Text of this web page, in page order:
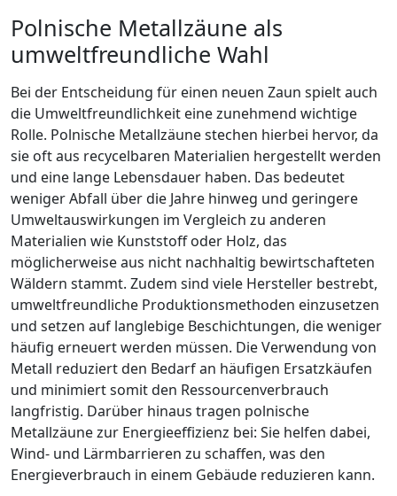
Polnische Metallzäune als
umweltfreundliche Wahl
Bei der Entscheidung für einen neuen Zaun spielt auch
die Umweltfreundlichkeit eine zunehmend wichtige
Rolle. Polnische Metallzäune stechen hierbei hervor, da
sie oft aus recycelbaren Materialien hergestellt werden
und eine lange Lebensdauer haben. Das bedeutet
weniger Abfall über die Jahre hinweg und geringere
Umweltauswirkungen im Vergleich zu anderen
Materialien wie Kunststoff oder Holz, das
möglicherweise aus nicht nachhaltig bewirtschafteten
Wäldern stammt. Zudem sind viele Hersteller bestrebt,
umweltfreundliche Produktionsmethoden einzusetzen
und setzen auf langlebige Beschichtungen, die weniger
häufig erneuert werden müssen. Die Verwendung von
Metall reduziert den Bedarf an häufigen Ersatzkäufen
und minimiert somit den Ressourcenverbrauch
langfristig. Darüber hinaus tragen polnische
Metallzäune zur Energieeffizienz bei: Sie helfen dabei,
Wind- und Lärmbarrieren zu schaffen, was den
Energieverbrauch in einem Gebäude reduzieren kann.